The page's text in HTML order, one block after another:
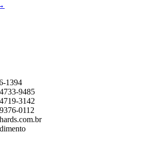
1394
9485
3142
0112